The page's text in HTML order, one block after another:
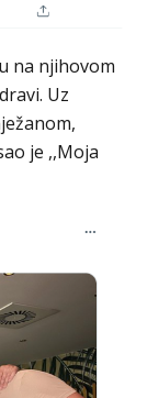
na njihovom
Uz
je ,,Moja